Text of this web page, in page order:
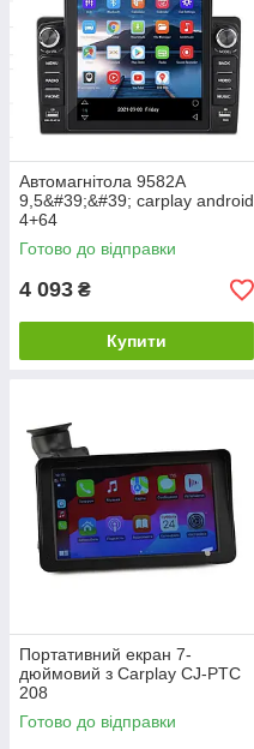
Автомагнітола 9582A
9,5&#39;&#39; carplay android
4+64
Готово до відправки
4 093 ₴
Купити
Портативний екран 7-
дюймовий з Carplay CJ-PTC
208
Готово до відправки